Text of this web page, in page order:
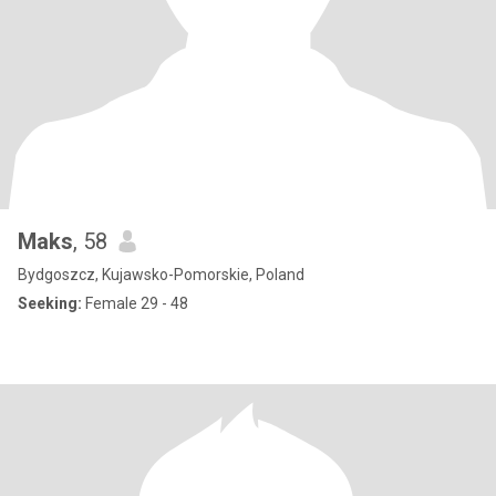
Maks, 58
Bydgoszcz, Kujawsko-Pomorskie, Poland
Seeking: Female 29 - 48